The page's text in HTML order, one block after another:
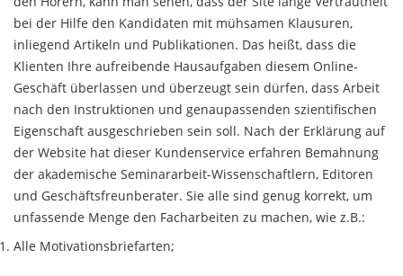
bei der Hilfe den Kandidaten mit mühsamen Klausuren,
inliegend Artikeln und Publikationen. Das heißt, dass die
Klienten Ihre aufreibende Hausaufgaben diesem Online-
Geschäft überlassen und überzeugt sein dürfen, dass Arbeit
nach den Instruktionen und genaupassenden szientifischen
Eigenschaft ausgeschrieben sein soll. Nach der Erklärung auf
der Website hat dieser Kundenservice erfahren Bemahnung
der akademische Seminararbeit-Wissenschaftlern, Editoren
und Geschäftsfreunberater. Sie alle sind genug korrekt, um
unfassende Menge den Facharbeiten zu machen, wie z.B.:
Alle Motivationsbriefarten;